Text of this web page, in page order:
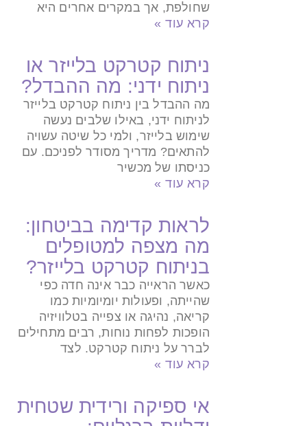
שחולפת, אך במקרים אחרים היא
קרא עוד »
ניתוח קטרקט בלייזר או
ניתוח ידני: מה ההבדל?
מה ההבדל בין ניתוח קטרקט בלייזר
לניתוח ידני, באילו שלבים נעשה
שימוש בלייזר, ולמי כל שיטה עשויה
להתאים? מדריך מסודר לפניכם. עם
כניסתו של מכשיר
קרא עוד »
לראות קדימה בביטחון:
מה מצפה למטופלים
בניתוח קטרקט בלייזר?
כאשר הראייה כבר אינה חדה כפי
שהייתה, ופעולות יומיומיות כמו
קריאה, נהיגה או צפייה בטלוויזיה
הופכות לפחות נוחות, רבים מתחילים
לברר על ניתוח קטרקט. לצד
קרא עוד »
אי ספיקה ורידית שטחית